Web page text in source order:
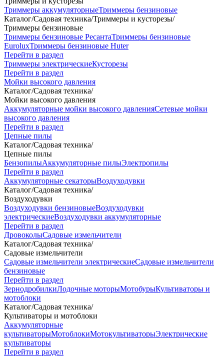
Триммеры аккумуляторныеТриммеры бензиновые
Каталог/Садовая техника/Триммеры и кусторезы/
Триммеры бензиновые
Триммеры бензиновые РесантаТриммеры бензиновые
EuroluxТриммеры бензиновые Huter
Перейти в раздел
Триммеры электрическиеКусторезы
Перейти в раздел
Мойки высокого давления
Каталог/Садовая техника/
Мойки высокого давления
Аккумуляторные мойки высокого давленияСетевые мойки
высокого давления
Перейти в раздел
Цепные пилы
Каталог/Садовая техника/
Цепные пилы
БензопилыАккумуляторные пилыЭлектропилы
Перейти в раздел
Аккумуляторные секаторыВоздуходувки
Каталог/Садовая техника/
Воздуходувки
Воздуходувки бензиновыеВоздуходувки
электрическиеВоздуходувки аккумуляторные
Перейти в раздел
ДровоколыСадовые измельчители
Каталог/Садовая техника/
Садовые измельчители
Садовые измельчители электрическиеСадовые измельчители
бензиновые
Перейти в раздел
ЗернодробилкиЛодочные моторыМотобурыКультиваторы и
мотоблоки
Каталог/Садовая техника/
Культиваторы и мотоблоки
Аккумуляторные
культиваторыМотоблокиМотокультиваторыЭлектрические
культиваторы
Перейти в раздел